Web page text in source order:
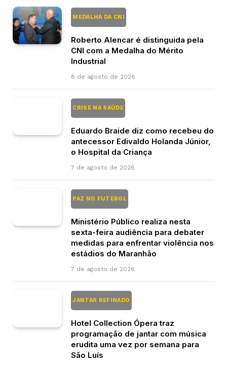
MEDALHA DA CNI
Roberto Alencar é distinguida pela
CNI com a Medalha do Mérito
Industrial
8 de agosto de 2026
CRISE NA SAÚDE
Eduardo Braide diz como recebeu do
antecessor Edivaldo Holanda Júnior,
o Hospital da Criança
7 de agosto de 2026
PAZ NO FUTEBOL
Ministério Público realiza nesta
sexta-feira audiência para debater
medidas para enfrentar violência nos
estádios do Maranhão
7 de agosto de 2026
JANTAR REFINADO
Hotel Collection Ópera traz
programação de jantar com música
erudita uma vez por semana para
São Luís